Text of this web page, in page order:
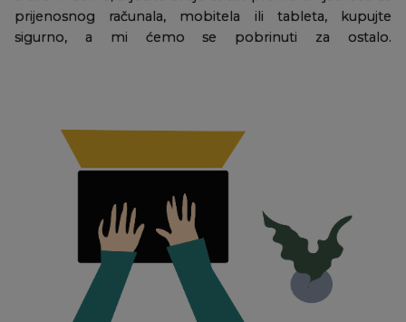
prijenosnog računala, mobitela ili tableta, kupujte
sigurno, a mi ćemo se pobrinuti za ostalo.